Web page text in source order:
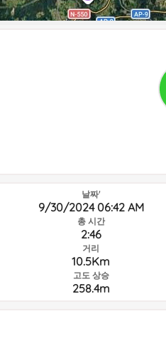
날짜'
9/30/2024 06:42 AM
총 시간
2:46
거리
10.5Km
고도 상승
258.4m